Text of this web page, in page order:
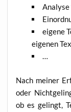
Ana­ly­se
eige­ne
eige­nen
…
Nach mei­ner
oder
ob es gelingt,